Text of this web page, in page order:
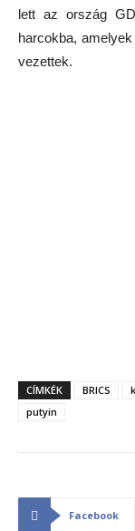
lett az ország
harcokba,
vezettek.
CÍMKÉK BRICS
putyin
Facebook